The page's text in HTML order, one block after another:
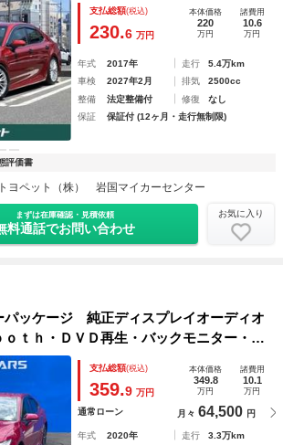
支払総額(税込)
230.6 万円
本体価格
220
万円
諸費用
10.6
万円
年式 2017年 走行
5.4万km
車検
2027年2月 排気
2500cc
整備
法定整備付 修復
なし
保証
保証付 (12ヶ月・走行無制限)
評価書
ヨペット（株） 岩国マイカーセンター
まずは在庫確認・見積依頼
料通話でお問い合わせ
お気に入り
ッケージ 純正ディスプレイオーディオ
ｔｈ・ＤＶＤ再生・バックモニター・ト
ライブレコーダー・ＥＴＣ・シートヒー
トロール・ブラインドスポット・ＪＢＬサ
支払総額(税込)
359.9 万円
本体価格
349.8
万円
諸費用
10.1
万円
通常ローン 月々 64,500 円
年式 2020年 走行
3.3万km